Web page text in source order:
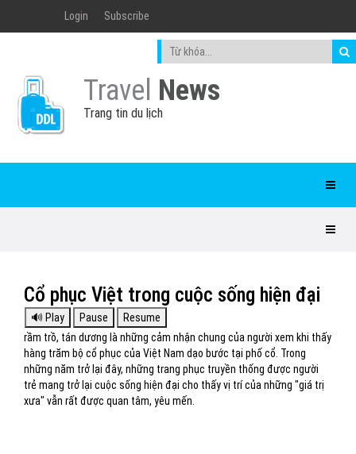
Login Subscribe
Travel News
Trang tin du lịch
Cổ phục Việt trong cuộc sống hiện đại
rầm trồ, tán dương là những cảm nhận chung của người xem khi thấy
hàng trăm bộ cổ phục của Việt Nam dạo bước tại phố cổ. Trong
những năm trở lại đây, những trang phục truyền thống được người
trẻ mang trở lại cuộc sống hiện đại cho thấy vị trí của những "giá trị
xưa" vẫn rất được quan tâm, yêu mến.